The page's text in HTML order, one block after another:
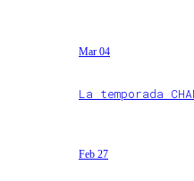
Mar 04
La temporada
Feb 27